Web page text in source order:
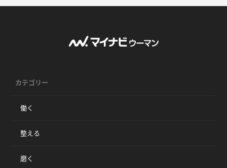
カテゴリー
働く
整える
磨く